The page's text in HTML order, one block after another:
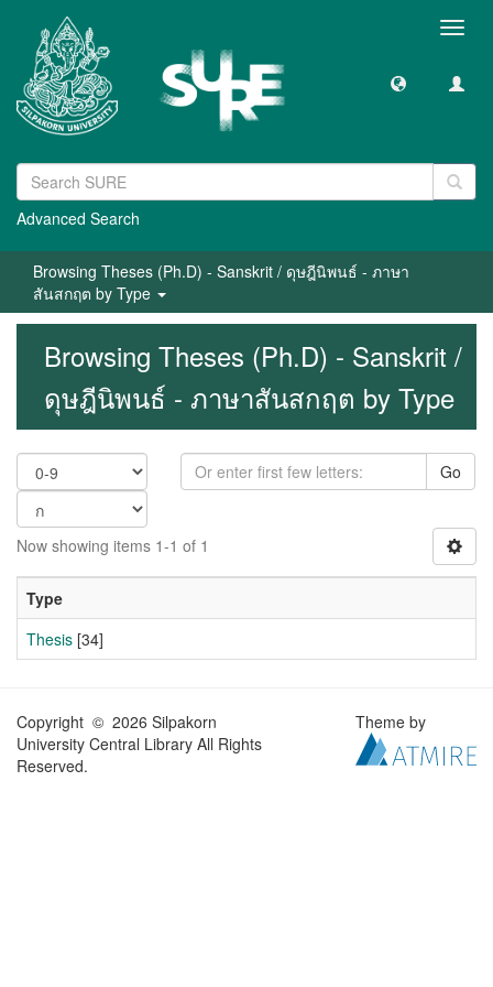
Advanced Search
Browsing Theses (Ph.D) - Sanskrit / ดุษฎีนิพนธ์ - ภาษา
สันสกฤต by Type
Browsing Theses (Ph.D) - Sanskrit /
ดุษฎีนิพนธ์ - ภาษาสันสกฤต by Type
Go
Now showing items 1-1 of 1
Type
Thesis [34]
Copyright © 2026 Silpakorn
University Central Library All Rights
Reserved.
Theme by